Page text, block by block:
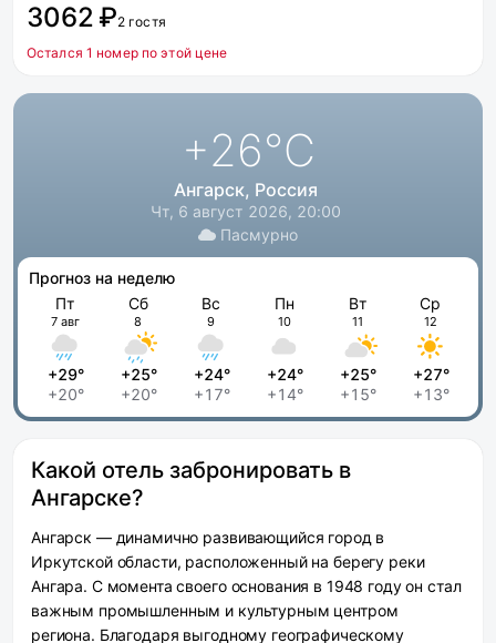
3062 ₽2 гостя
Остался 1 номер по этой цене
+26°C
Ангарск, Россия
Чт, 6 август 2026, 20:00
Пасмурно
Прогноз на неделю
Пт
7 авг
+29°
+20°
Сб
8
+25°
+20°
Вс
9
+24°
+17°
Пн
10
+24°
+14°
Вт
11
+25°
+15°
Ср
12
+27°
+13°
Какой отель забронировать в
Ангарске?
Ангарск — динамично развивающийся город в
Иркутской области, расположенный на берегу реки
Ангара. С момента своего основания в 1948 году он стал
важным промышленным и культурным центром
региона. Благодаря выгодному географическому